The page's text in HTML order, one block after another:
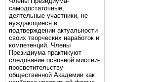
самодостаточные,
деятельные участники, не
нуждающиеся в
подтверждении актуальности
своих творческих наработок и
компетенций. Члены
Президиума практикуют
следование основной миссии-
просветительству-
общественной Академии как